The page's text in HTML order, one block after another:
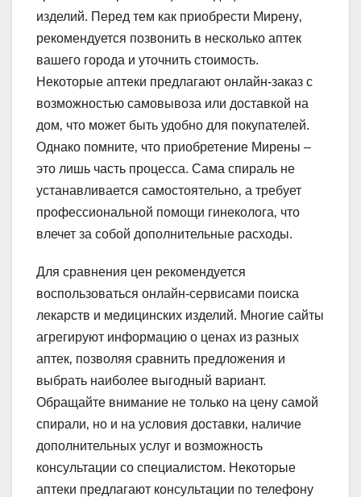
изделий. Перед тем как приобрести Мирену‚
рекомендуется позвонить в несколько аптек
вашего города и уточнить стоимость.
Некоторые аптеки предлагают онлайн-заказ с
возможностью самовывоза или доставкой на
дом‚ что может быть удобно для покупателей.
Однако помните‚ что приобретение Мирены –
это лишь часть процесса. Сама спираль не
устанавливается самостоятельно‚ а требует
профессиональной помощи гинеколога‚ что
влечет за собой дополнительные расходы.
Для сравнения цен рекомендуется
воспользоваться онлайн-сервисами поиска
лекарств и медицинских изделий. Многие сайты
агрегируют информацию о ценах из разных
аптек‚ позволяя сравнить предложения и
выбрать наиболее выгодный вариант.
Обращайте внимание не только на цену самой
спирали‚ но и на условия доставки‚ наличие
дополнительных услуг и возможность
консультации со специалистом. Некоторые
аптеки предлагают консультации по телефону